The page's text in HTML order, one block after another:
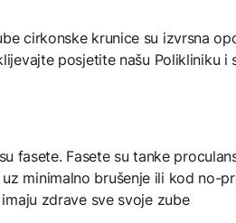
cirkonske krunice su izvrsna
posjetite našu Polikliniku
fasete. Fasete su tanke
minimalno brušenje ili kod no-
zdrave sve svoje zube